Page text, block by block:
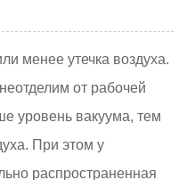
менее утечка воздуха.
от рабочей
уровень вакуума, тем
При этом у
распространенная